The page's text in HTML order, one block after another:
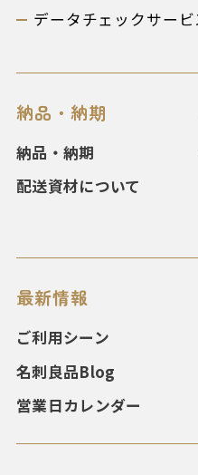
データチェックサービ
納品・納期
納品・納期
配送資材について
最新情報
ご利用シーン
名刺良品Blog
営業日カレンダー